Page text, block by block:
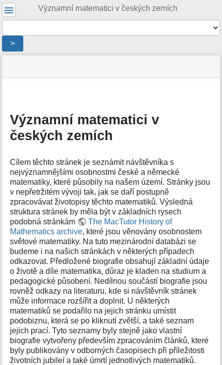
Významní matematici v českých zemích
Nástroje
>
Uživatelské
nástroje
stránky
pro
e
t
a
d
t
a
s
t
r
á
n
k
y
Významní matematici v
českých zemích
Cílem těchto stránek je seznámit návštěvníka s
nejvýznamnějšími osobnostmi české a německé
matematiky, které působily na našem území. Stránky jsou
v nepřetržitém vývoji tak, jak se daří postupně
zpracovávat životopisy těchto matematiků. Výsledná
struktura stránek by měla být v základních rysech
podobná stránkám
The MacTutor History of
Mathematics archive, které jsou věnovány osobnostem
světové matematiky. Na tuto mezinárodní databázi se
budeme i na našich stránkách v některých případech
odkazovat. Předložené biografie obsahují základní údaje
o životě a díle matematika, důraz je kladen na studium a
pedagogické působení. Nedílnou součástí biografie jsou
rovněž odkazy na literaturu, kde si návštěvník stránek
může informace rozšířit a doplnit. U některých
matematiků se podařilo na jejich stránku umístit
podobiznu, která se po kliknutí zvětší, a také seznam
jejich prací. Tyto seznamy byly stejně jako vlastní
biografie vytvořeny především zpracováním článků, které
byly publikovány v odborných časopisech při příležitosti
životních jubileí a také úmrtí jednotlivých matematiků.